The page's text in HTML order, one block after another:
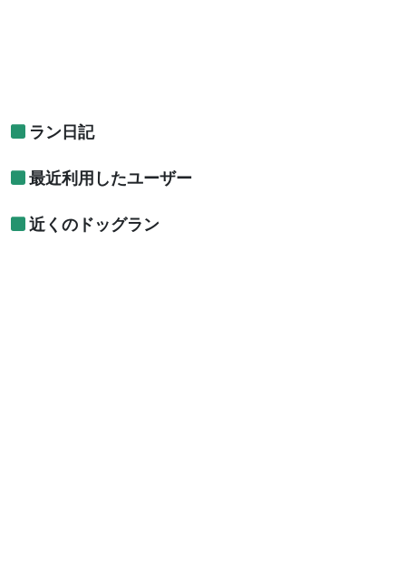
ラン日記
最近利用したユーザー
近くのドッグラン